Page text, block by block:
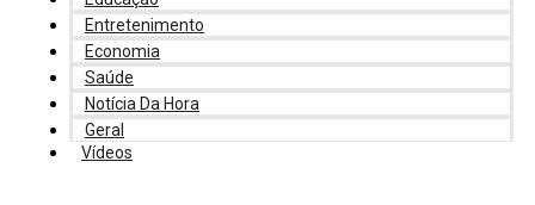
Entretenimento
Economia
Saúde
Notícia Da Hora
Geral
Vídeos